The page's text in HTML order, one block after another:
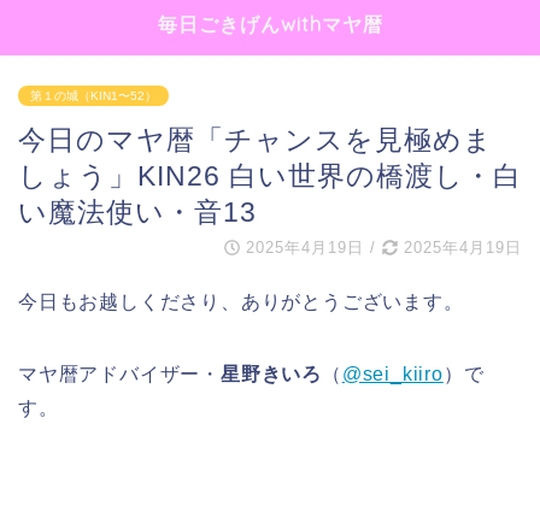
毎日ごきげんwithマヤ暦
第１の城（KIN1〜52）
今日のマヤ暦「チャンスを見極めま
しょう」KIN26 白い世界の橋渡し・白
い魔法使い・音13
2025年4月19日 / 2025年4月19日
今日もお越しくださり、ありがとうございます。
マヤ暦アドバイザー・ 星野きいろ （ @sei_kiiro）で
す。